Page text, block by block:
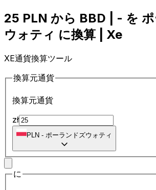
25 PLN から BBD | - を
ウォティ に換算 | Xe
XE通貨換算ツール
換算元通貨
換算元通貨
zł
PLN - ポーランドズウォティ
に